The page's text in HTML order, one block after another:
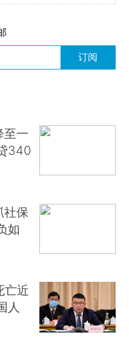
订阅
至一
340
社保
如
亡近
人